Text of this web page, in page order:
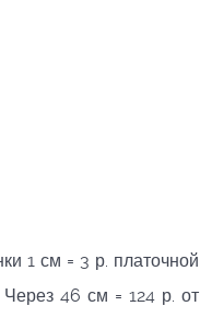
1 см = 3 р. платочной
46 см = 124 р. от